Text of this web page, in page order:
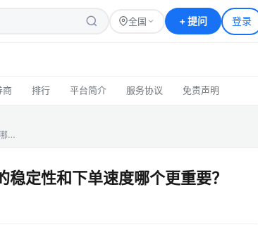
全国 +提问 登录
商 排行 平台简介 服务协议 免责声明
…
定性和下单速度哪个更重要？